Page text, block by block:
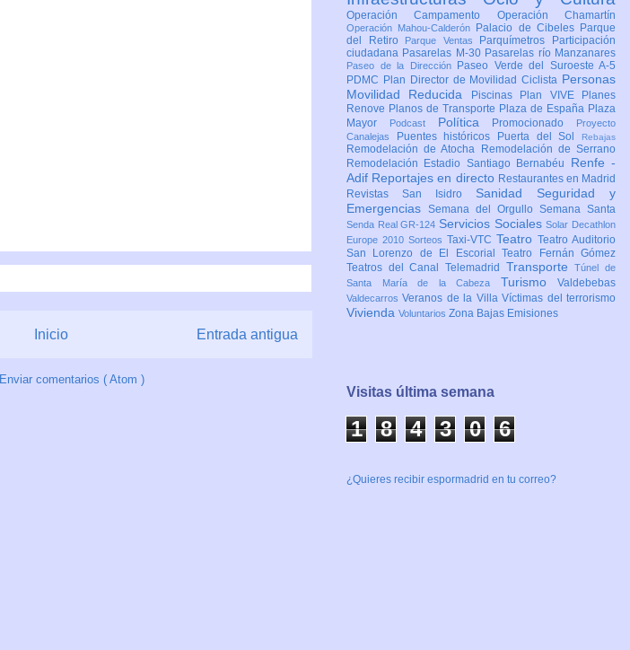
Entrada antigua
Inicio
Enviar comentarios ( Atom )
Operación Campamento Operación Chamartín
Operación Mahou-Calderón Palacio de Cibeles Parque
del Retiro
Parque Ventas Parquímetros
Participación
ciudadana Pasarelas M-30 Pasarelas río Manzanares
Paseo de la Dirección
Paseo Verde del Suroeste A-5
PDMC Plan Director de Movilidad Ciclista Personas
Movilidad Reducida
Piscinas Plan VIVE
Planes
Renove Planos de Transporte Plaza de España Plaza
Mayor
Podcast Política Promocionado
Proyecto
Canalejas
Puentes históricos Puerta del Sol Rebajas
Remodelación de Atocha
Remodelación de Serrano
Remodelación Estadio Santiago Bernabéu Renfe -
Adif Reportajes en directo Restaurantes en Madrid
Revistas San Isidro Sanidad Seguridad y
Emergencias Semana del Orgullo Semana Santa
Senda Real GR-124 Servicios SocialesSolar Decathlon
Europe 2010 Sorteos Taxi-VTC Teatro Teatro Auditorio
San Lorenzo de El EscorialTeatro Fernán Gómez
Teatros del Canal Telemadrid TransporteTúnel de
Santa María de la Cabeza Turismo Valdebebas
ValdecarrosVeranos de la VillaVíctimas del terrorismo
Vivienda Voluntarios Zona Bajas Emisiones
Visitas última semana
1 8 4 3 0 6
¿Quieres recibir espormadrid en tu correo?